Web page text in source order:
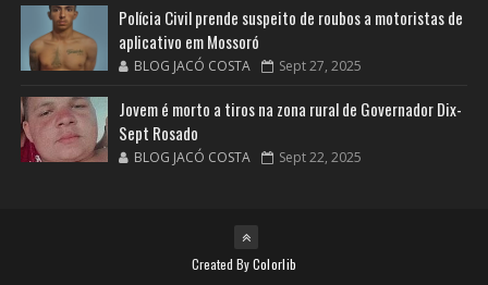
Polícia Civil prende suspeito de roubos a motoristas de
aplicativo em Mossoró
BLOG JACÓ COSTA Sept 27, 2025
Jovem é morto a tiros na zona rural de Governador Dix-
Sept Rosado
BLOG JACÓ COSTA Sept 22, 2025
Created ByColorlib